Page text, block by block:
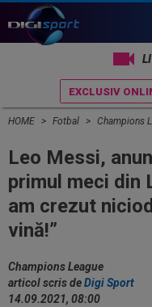
EXCLUSIV
HOME Fotbal Champions
Leo Messi,
primul meci din
am crezut
vină!”
Champions League
articol scris deDigi Sport
14.09.2021, 08:00